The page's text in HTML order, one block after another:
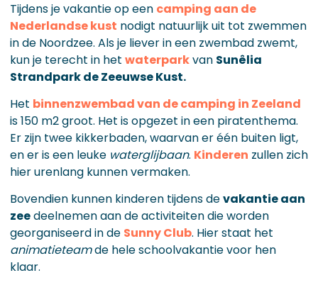
Tijdens je vakantie op een camping aan de
Nederlandse kust nodigt natuurlijk uit tot zwemmen
in de Noordzee. Als je liever in een zwembad zwemt,
kun je terecht in het waterparkvan Sunêlia
Strandpark de Zeeuwse Kust.
Het binnenzwembad van de camping in Zeeland
is 150 m2 groot. Het is opgezet in een piratenthema.
Er zijn twee kikkerbaden, waarvan er één buiten ligt,
en er is een leuke waterglijbaan. Kinderen zullen zich
hier urenlang kunnen vermaken.
Bovendien kunnen kinderen tijdens devakantie aan
zeedeelnemen aan de activiteiten die worden
georganiseerd in de Sunny Club. Hier staat het
animatieteamde hele schoolvakantie voor hen
klaar.